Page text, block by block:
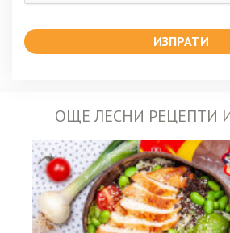
ИЗПРАТИ
ОЩЕ ЛЕСНИ РЕЦЕПТИ